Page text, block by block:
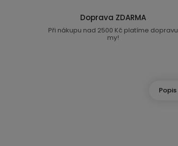
Doprava ZDARMA
Při nákupu nad 2500 Kč platíme dopravu
my!
Popis